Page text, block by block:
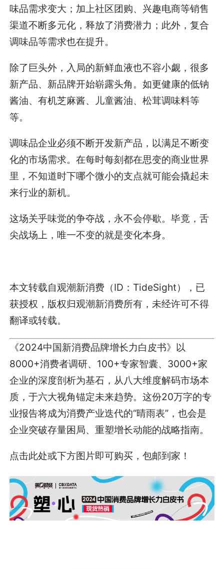
味品需求变大；加上社区团购、兴趣电商等销售
渠道不断多元化，释放了消费潜力；此外，复合
调味品等需求也在提升。
除了巨头外，入局的新鲜血液也不容小觑，很多
新产品、新品牌开始崭露头角。如更健康的低钠
酱油、有机芝麻酱、儿童酱油、松茸调味料等
等。
调味品企业必须不断开发新产品，以满足不断变
化的市场需求。在每时每刻都在思变的商业世界
里，不知道时下哪个微小的支点就可能会撬起未
来行业的新机。
这场关乎味觉的争夺战，永不会停歇。毕竟，舌
尖战场上，唯一不变的就是变化本身。
本文转载自观潮新消费（ID：TideSight），已
获授权，版权归观潮新消费所有，未经许可不得
翻译或转载。
《2024中国新消费品牌增长力白皮书》以
8000+消费者调研、100+专家智囊、3000+家
企业的深度剖析为基石，从八大维度解码市场本
质，于六大视角锚定未来趋势。这份20万字的专
业报告将成为消费产业迭代的“晴雨表”，也会是
企业突破存量困局、重塑增长动能的战略指南。
点击此处或下方图片即可购买，包邮到家！